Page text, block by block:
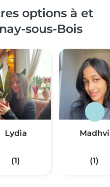
options à et
sous-Bois
Lydia
(1)
Madhvi
(1)